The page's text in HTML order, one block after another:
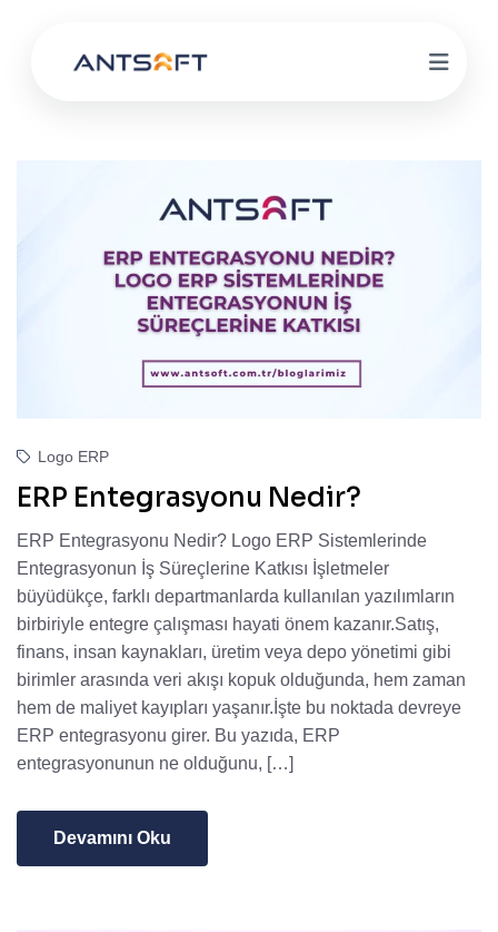
Logo ERP
ERP Entegrasyonu Nedir?
ERP Entegrasyonu Nedir? Logo ERP Sistemlerinde
Entegrasyonun İş Süreçlerine Katkısı İşletmeler
büyüdükçe, farklı departmanlarda kullanılan yazılımların
birbiriyle entegre çalışması hayati önem kazanır.Satış,
finans, insan kaynakları, üretim veya depo yönetimi gibi
birimler arasında veri akışı kopuk olduğunda, hem zaman
hem de maliyet kayıpları yaşanır.İşte bu noktada devreye
ERP entegrasyonu girer. Bu yazıda, ERP
entegrasyonunun ne olduğunu, […]
Devamını Oku